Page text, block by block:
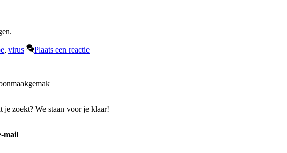
, virus Plaats een reactie
zoekt? We staan voor je klaar!
mail